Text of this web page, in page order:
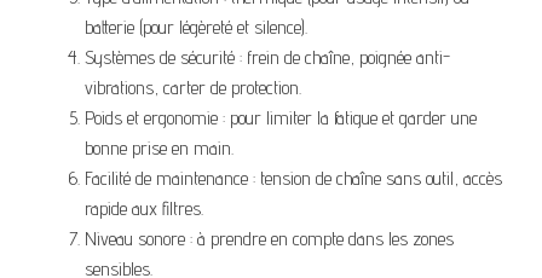
batterie (pour légèreté et silence).
Systèmes de sécurité : frein de chaîne, poignée anti-
vibrations, carter de protection.
Poids et ergonomie : pour limiter la fatigue et garder une
bonne prise en main.
Facilité de maintenance : tension de chaîne sans outil, accès
rapide aux filtres.
Niveau sonore : à prendre en compte dans les zones
sensibles.